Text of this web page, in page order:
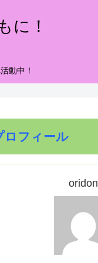
に！
動中！
ロフィール
oridon